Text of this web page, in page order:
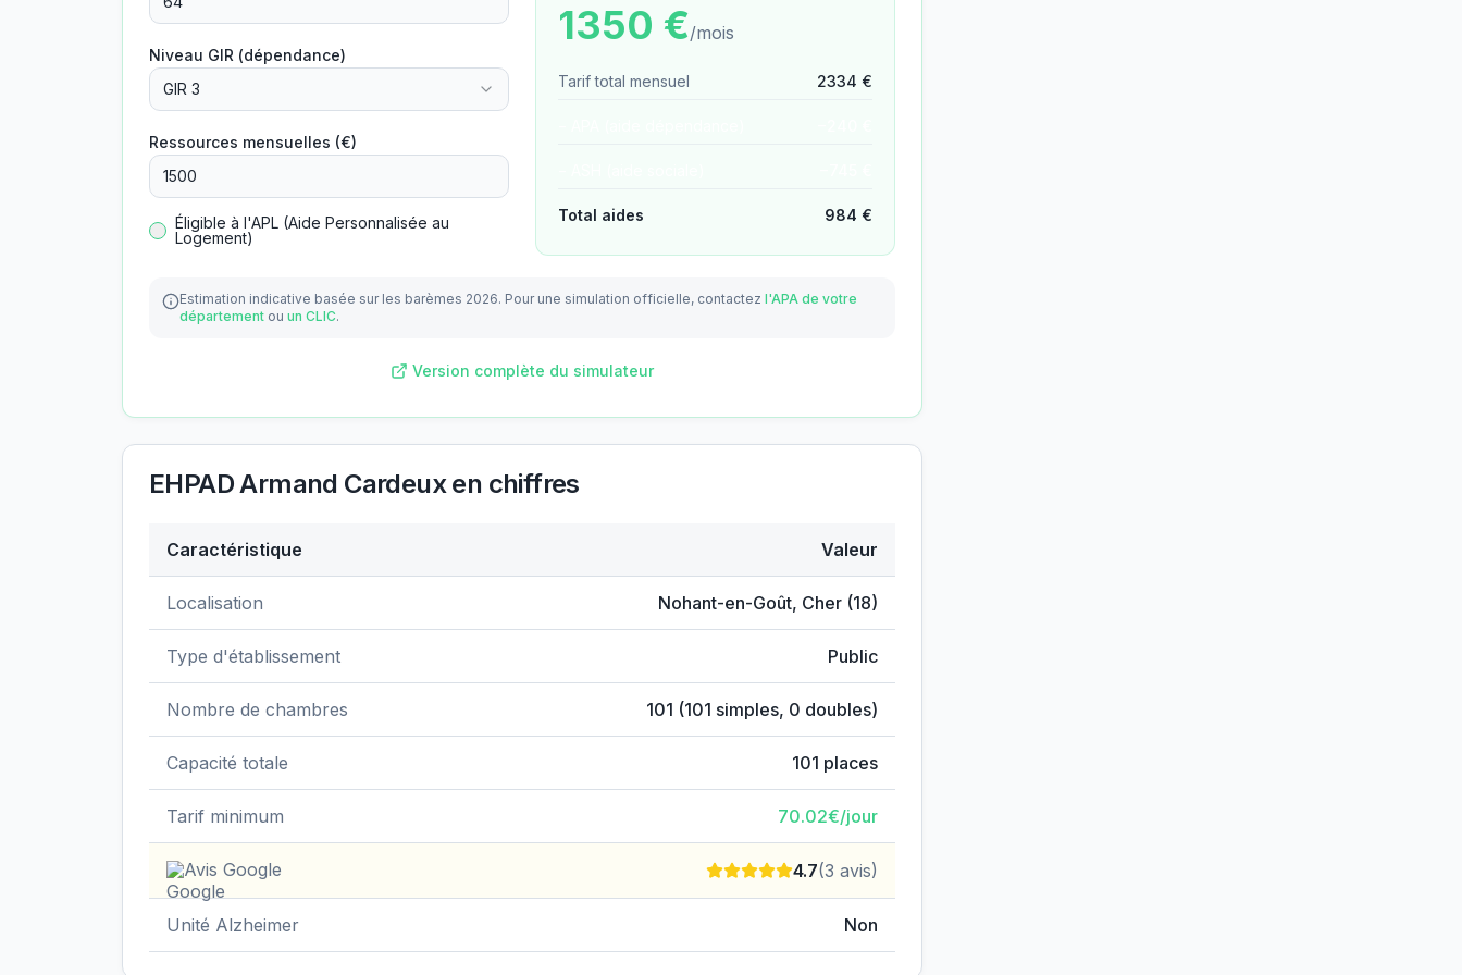
Niveau GIR (dépendance)
GIR 3
Ressources mensuelles (€)
Éligible à l'APL (Aide Personnalisée au
Logement)
1350 €/mois
Tarif total mensuel 2334 €
Total aides 984 €
Estimation indicative basée sur les barèmes 2026. Pour une simulation officielle, contactez l'APA de votre
département ou un CLIC.
Version complète du simulateur
EHPAD Armand Cardeuxen chiffres
Caractéristique Valeur
Localisation Nohant-en-Goût, Cher (18)
Type d'établissement Public
Nombre de chambres 101 (101 simples, 0 doubles)
Capacité totale 101 places
Tarif minimum 70.02€/jour
Avis Google 4.7(3 avis)
Unité Alzheimer Non